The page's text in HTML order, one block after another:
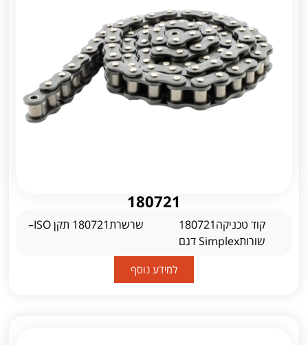
180721
קוד טכניקה180721
שורותSimplex דגם
שרשרת180721 תקן ISO–
למידע נוסף